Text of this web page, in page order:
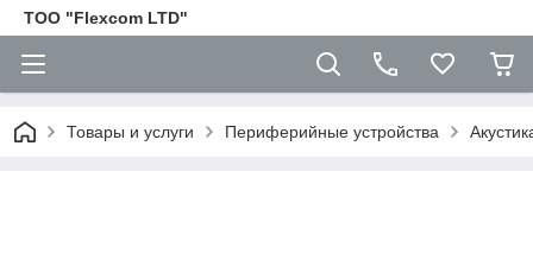
ТОО "Flexcom LTD"
Товары и услуги Периферийные устройства